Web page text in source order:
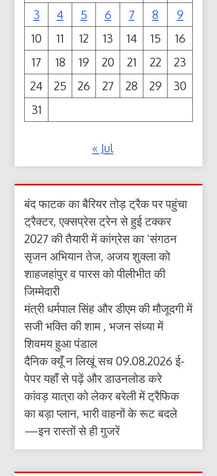
3
4 5 6 7 8
9
10
11 12 13 14 15
16
17
18 19 20 21 22
23
24
25 26 27 28 29
30
31
« Jul
बंद फाटक का बैरियर तोड़ ट्रैक पर पहुंचा
ट्रैक्टर, एक्सप्रेस ट्रेन से हुई टक्कर
2027 की तैयारी में कांग्रेस का ‘संगठन
सृजन अभियान तेज, अजय शुक्ला को
शाहजहांपुर व पारस को पीलीभीत की
जिम्मेदारी
मंत्री धर्मपाल सिंह और डीएम की मौजूदगी में
सजी भक्ति की शाम , भजन संध्या में
शिवमय हुआ पंडाल
दैनिक क्यूँ न लिखूं सच 09.08.2026 ई-
पेपर यहाँ से पढ़ें और डाउनलोड करे
कांवड़ यात्रा को लेकर बरेली में ट्रैफिक
का बड़ा प्लान, भारी वाहनों के रूट बदले
—इन रास्तों से ही गुजरें